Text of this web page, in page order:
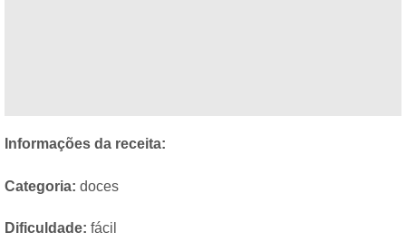
Informações da receita:
Categoria: doces
Dificuldade: fácil